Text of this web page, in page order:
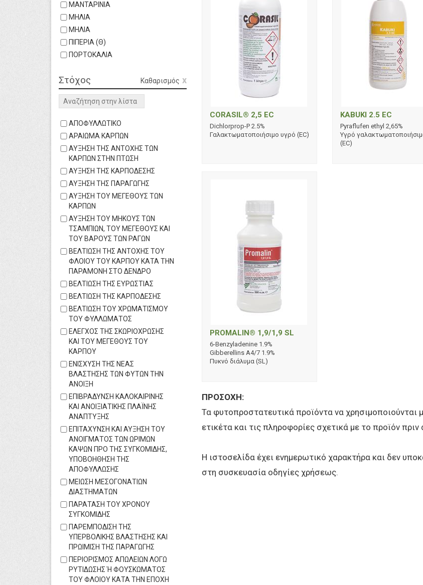
ΜΑΝΤΑΡΙΝΙΑ
ΜΗΛΙΑ
ΜΗΛΙΑ
ΠΙΠΕΡΙΑ (Θ)
ΠΟΡΤΟΚΑΛΙΑ
Στόχος
search
Καθαρισμός
ΑΠΟΦΥΛΛΩΤΙΚΟ
ΑΡΑΙΩΜΑ ΚΑΡΠΩΝ
ΑΥΞΗΣΗ ΤΗΣ ΑΝΤΟΧΗΣ ΤΩΝ
ΚΑΡΠΩΝ ΣΤΗΝ ΠΤΩΣΗ
ΑΥΞΗΣΗ ΤΗΣ ΚΑΡΠΟΔΕΣΗΣ
ΑΥΞΗΣΗ ΤΗΣ ΠΑΡΑΓΩΓΗΣ
ΑΥΞΗΣΗ ΤΟΥ ΜΕΓΕΘΟΥΣ ΤΩΝ
ΚΑΡΠΩΝ
ΑΥΞΗΣΗ ΤΟΥ ΜΗΚΟΥΣ ΤΩΝ
ΤΣΑΜΠΙΩΝ, ΤΟΥ ΜΕΓΕΘΟΥΣ ΚΑΙ
ΤΟΥ ΒΑΡΟΥΣ ΤΩΝ ΡΑΓΩΝ
ΒΕΛΤΙΩΣΗ ΤΗΣ ΑΝΤΟΧΗΣ ΤΟΥ
ΦΛΟΙΟΥ ΤΟΥ ΚΑΡΠΟΥ ΚΑΤΑ ΤΗΝ
ΠΑΡΑΜΟΝΗ ΣΤΟ ΔΕΝΔΡΟ
ΒΕΛΤΙΩΣΗ ΤΗΣ ΕΥΡΩΣΤΙΑΣ
ΒΕΛΤΙΩΣΗ ΤΗΣ ΚΑΡΠΟΔΕΣΗΣ
ΒΕΛΤΙΩΣΗ ΤΟΥ ΧΡΩΜΑΤΙΣΜΟΥ
ΤΟΥ ΦΥΛΛΩΜΑΤΟΣ
ΕΛΕΓΧΟΣ ΤΗΣ ΣΚΩΡΙΟΧΡΩΣΗΣ
ΚΑΙ ΤΟΥ ΜΕΓΕΘΟΥΣ ΤΟΥ
ΚΑΡΠΟΥ
ΕΝΙΣΧΥΣΗ ΤΗΣ ΝΕΑΣ
ΒΛΑΣΤΗΣΗΣ ΤΩΝ ΦΥΤΩΝ ΤΗΝ
ΑΝΟΙΞΗ
ΕΠΙΒΡΑΔΥΝΣΗ ΚΑΛΟΚΑΙΡΙΝΗΣ
ΚΑΙ ΑΝΟΙΞΙΑΤΙΚΗΣ ΠΛΑΪΝΗΣ
ΑΝΑΠΤΥΞΗΣ
ΕΠΙΤΑΧΥΝΣΗ ΚΑΙ ΑΥΞΗΣΗ ΤΟΥ
ΑΝΟΙΓΜΑΤΟΣ ΤΩΝ ΩΡΙΜΩΝ
ΚΑΨΩΝ ΠΡΟ ΤΗΣ ΣΥΓΚΟΜΙΔΗΣ,
ΥΠΟΒΟΗΘΗΣΗ ΤΗΣ
ΑΠΟΦΥΛΛΩΣΗΣ
ΜΕΙΩΣΗ ΜΕΣΟΓΟΝΑΤΙΩΝ
ΔΙΑΣΤΗΜΑΤΩΝ
ΠΑΡΑΤΑΣΗ ΤΟΥ ΧΡΟΝΟΥ
ΣΥΓΚΟΜΙΔΗΣ
ΠΑΡΕΜΠΟΔΙΣΗ ΤΗΣ
ΥΠΕΡΒΟΛΙΚΗΣ ΒΛΑΣΤΗΣΗΣ ΚΑΙ
ΠΡΩΙΜΙΣΗ ΤΗΣ ΠΑΡΑΓΩΓΗΣ
ΠΕΡΙΟΡΙΣΜΟΣ ΑΠΩΛΕΙΩΝ ΛΟΓΩ
ΡΥΤΙΔΩΣΗΣ Ή ΦΟΥΣΚΩΜΑΤΟΣ
ΤΟΥ ΦΛΟΙΟΥ ΚΑΤΑ ΤΗΝ ΕΠΟΧΗ
CORASIL® 2,5 EC
Dichlorprop-P 2.5%
Γαλακτωματοποιήσιμο υγρό (EC)
KABUKI 2.5 EC
Pyraflufen ethyl 2,65%
Υγρό
(EC)
PROMALIN® 1,9/1,9 SL
6-Benzyladenine 1.9%
Gibberellins A4/7 1.9%
Πυκνό διάλυμα (SL)
ΠΡΟΣΟΧΗ:
Τα φυτοπροστατευτικά προϊόντα να
ετικέτα και τις πληροφορίες σχετικά με το προϊόν
Η ιστοσελίδα έχει ενημερωτικό χαρακτήρα και δεν
στη συσκευασία οδηγίες χρήσεως.